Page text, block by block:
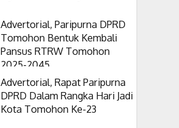
Advertorial, Paripurna DPRD
Tomohon Bentuk Kembali
Pansus RTRW Tomohon
2025-2045
Advertorial, Rapat Paripurna
DPRD Dalam Rangka Hari Jadi
Kota Tomohon Ke-23